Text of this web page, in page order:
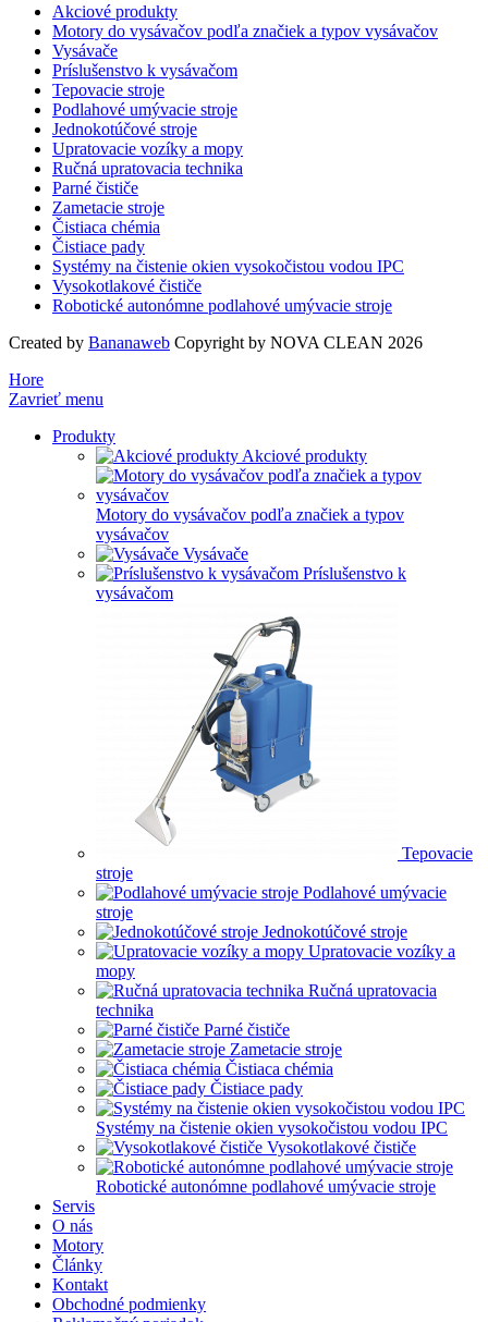
Akciové produkty
Motory do vysávačov podľa značiek a typov vysávačov
Vysávače
Príslušenstvo k vysávačom
Tepovacie stroje
Podlahové umývacie stroje
Jednokotúčové stroje
Upratovacie vozíky a mopy
Ručná upratovacia technika
Parné čističe
Zametacie stroje
Čistiaca chémia
Čistiace pady
Systémy na čistenie okien vysokočistou vodou IPC
Vysokotlakové čističe
Robotické autonómne podlahové umývacie stroje
Created by Bananaweb Copyright by NOVA CLEAN 2026
Hore
Zavrieť menu
Produkty
Akciové produkty
Motory do vysávačov podľa značiek a typov
vysávačov
Vysávače
Príslušenstvo k
vysávačom
Tepovacie
stroje
Podlahové umývacie
stroje
Jednokotúčové stroje
Upratovacie vozíky a
mopy
Ručná upratovacia
technika
Parné čističe
Zametacie stroje
Čistiaca chémia
Čistiace pady
Systémy na čistenie okien vysokočistou vodou IPC
Vysokotlakové čističe
Robotické autonómne podlahové umývacie stroje
Servis
O nás
Motory
Články
Kontakt
Obchodné podmienky